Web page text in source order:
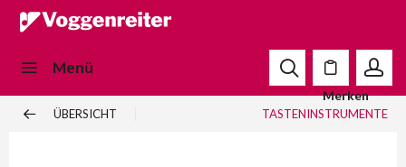
Menü
Merken
ÜBERSICHT TASTENINSTRUMENTE